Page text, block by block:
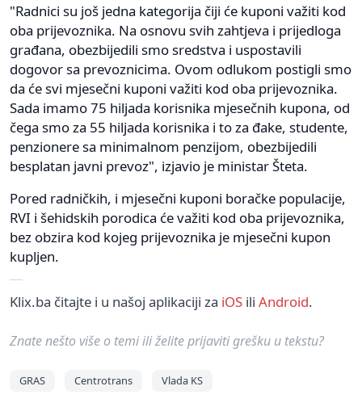
"Radnici su još jedna kategorija čiji će kuponi važiti kod
oba prijevoznika. Na osnovu svih zahtjeva i prijedloga
građana, obezbijedili smo sredstva i uspostavili
dogovor sa prevoznicima. Ovom odlukom postigli smo
da će svi mjesečni kuponi važiti kod oba prijevoznika.
Sada imamo 75 hiljada korisnika mjesečnih kupona, od
čega smo za 55 hiljada korisnika i to za đake, studente,
penzionere sa minimalnom penzijom, obezbijedili
besplatan javni prevoz", izjavio je ministar Šteta.
Pored radničkih, i mjesečni kuponi boračke populacije,
RVI i šehidskih porodica će važiti kod oba prijevoznika,
bez obzira kod kojeg prijevoznika je mjesečni kupon
kupljen.
Klix.ba čitajte i u našoj aplikaciji za iOS ili Android.
Znate nešto više o temi ili želite prijaviti grešku u tekstu?
GRAS Centrotrans Vlada KS